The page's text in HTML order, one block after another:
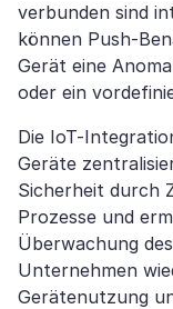
verbunden sind
können Push-
Gerät eine
oder ein
Die IoT-
Geräte
Sicherheit durch
Prozesse und
Überwachung
Unternehmen
Gerätenutzung